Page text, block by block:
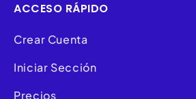
ACCESO RÁPIDO
Crear Cuenta
Iniciar Sección
Precios